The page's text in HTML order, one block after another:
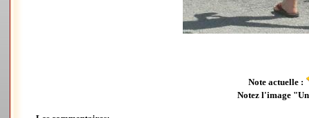
Note actuelle :
Notez l'image